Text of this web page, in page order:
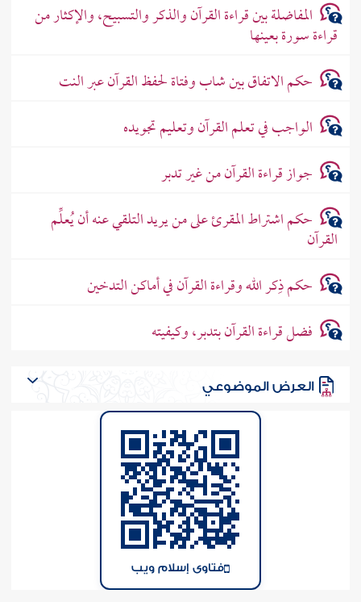
المفاضلة بين قراءة القرآن والذكر والتسبيح، والإكثار من
قراءة سورة بعينها
حكم الاتفاق بين شاب وفتاة لحفظ القرآن عبر النت
الواجب في تعلم القرآن وتعليم تجويده
جواز قراءة القرآن من غير تدبر
حكم اشتراط المقرئ على من يريد التلقي عنه أن يُعلِّم
القرآن
حكم ذِكر الله وقراءة القرآن في أماكن التدخين
فضل قراءة القرآن بتدبر، وكيفيته
العرض الموضوعي
فتاوى إسلام ويب